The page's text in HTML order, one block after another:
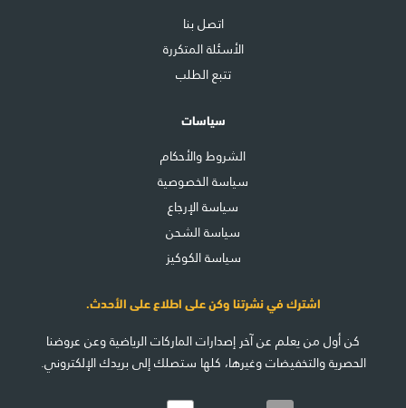
اتصل بنا
الأسئلة المتكررة
تتبع الطلب
سياسات
الشروط والأحكام
سياسة الخصوصية
سياسة الإرجاع
سياسة الشحن
سياسة الكوكيز
اشترك في نشرتنا وكن على اطلاع على الأحدث.
كن أول من يعلم عن آخر إصدارات الماركات الرياضية وعن عروضنا
الحصرية والتخفيضات وغيرها، كلها ستصلك إلى بريدك الإلكتروني.